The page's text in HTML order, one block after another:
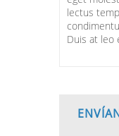
lectus
Duis at leo